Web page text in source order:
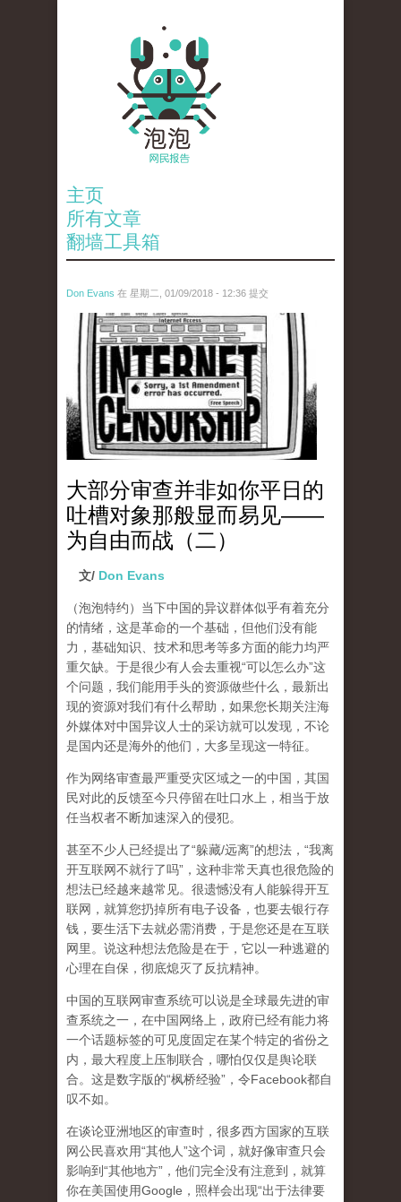
主页
所有文章
翻墙工具箱
Don Evans 在 星期二, 01/09/2018 - 12:36 提交
wechatimg866.jpeg
大部分审查并非如你平日的
吐槽对象那般显而易见——
为自由而战（二）
文/ Don Evans
（泡泡特约） 当下中国的异议群体似乎有着充分
的情绪，这是革命的一个基础，但他们没有能
力，基础知识、技术和思考等多方面的能力均严
重欠缺。于是很少有人会去重视“可以怎么办”这
个问题，我们能用手头的资源做些什么，最新出
现的资源对我们有什么帮助，如果您长期关注海
外媒体对中国异议人士的采访就可以发现，不论
是国内还是海外的他们，大多呈现这一特征。
作为网络审查最严重受灾区域之一的中国，其国
民对此的反馈至今只停留在吐口水上，相当于放
任当权者不断加速深入的侵犯。
甚至不少人已经提出了“躲藏/远离”的想法，“我离
开互联网不就行了吗”，这种非常天真也很危险的
想法已经越来越常见。很遗憾没有人能躲得开互
联网，就算您扔掉所有电子设备，也要去银行存
钱，要生活下去就必需消费，于是您还是在互联
网里。说这种想法危险是在于，它以一种逃避的
心理在自保，彻底熄灭了反抗精神。
中国的互联网审查系统可以说是全球最先进的审
查系统之一，在中国网络上，政府已经有能力将
一个话题标签的可见度固定在某个特定的省份之
内，最大程度上压制联合 ，哪怕仅仅是舆论联
合。这是数字版的“枫桥经验”，令Facebook都自
叹不如。
在谈论亚洲地区的审查时，很多西方国家的互联
网公民喜欢用“其他人”这个词，就好像审查只会
影响到“其他地方”，他们完全没有注意到， 就算
你在美国使用Google，照样会出现“出于法律要